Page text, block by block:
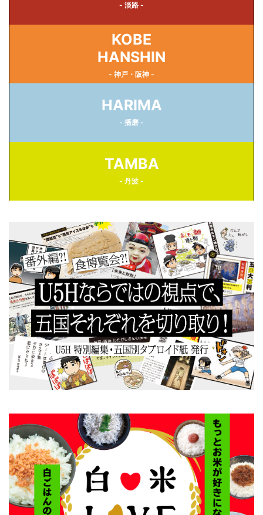
- 淡路 -
KOBE
HANSHIN
- 神戸・阪神 -
HARIMA
- 播磨 -
TAMBA
- 丹波 -